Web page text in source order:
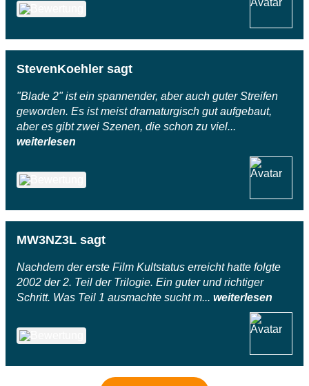
StevenKoehler sagt
"Blade 2" ist ein spannender, aber auch guter Streifen
geworden. Es ist meist dramaturgisch gut aufgebaut,
aber es gibt zwei Szenen, die schon zu viel...
weiterlesen
MW3NZ3L sagt
Nachdem der erste Film Kultstatus erreicht hatte folgte
2002 der 2. Teil der Trilogie. Ein guter und richtiger
Schritt. Was Teil 1 ausmachte sucht m... weiterlesen